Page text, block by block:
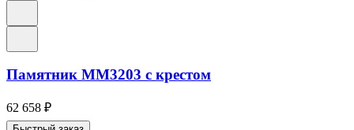
Памятник ММ3203 с крестом
62 658 ₽